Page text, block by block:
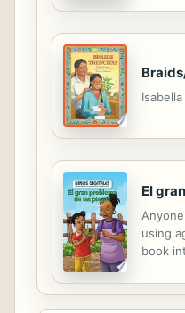
El
using
book